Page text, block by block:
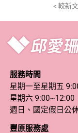
< 較新
服務時間
星期一至星期五
星期六 9:00~12:00
週日、國定假日公
豐原服務處